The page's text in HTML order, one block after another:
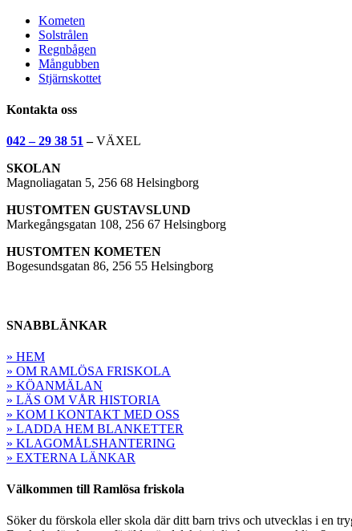
Kometen
Solstrålen
Regnbågen
Mångubben
Stjärnskottet
Kontakta oss
042 – 29 38 51–VÄXEL
SKOLAN
Magnoliagatan 5, 256 68 Helsingborg
HUSTOMTEN GUSTAVSLUND
Markegångsgatan 108, 256 67 Helsingborg
HUSTOMTEN KOMETEN
Bogesundsgatan 86, 256 55 Helsingborg
SNABBLÄNKAR
» HEM
» OM RAMLÖSA FRISKOLA
» KÖANMÄLAN
» LÄS OM VÅR HISTORIA
» KOM I KONTAKT MED OSS
» LADDA HEM BLANKETTER
» KLAGOMÅLSHANTERING
» EXTERNA LÄNKAR
Välkommen till Ramlösa friskola
Söker du förskola eller skola där ditt barn trivs och utvecklas i en